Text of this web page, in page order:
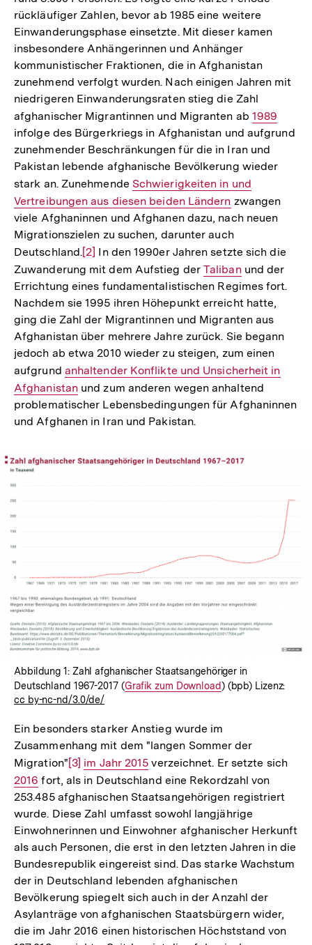
rückläufiger Zahlen, bevor ab 1985 eine weitere
Einwanderungsphase einsetzte. Mit dieser kamen
insbesondere Anhängerinnen und Anhänger
kommunistischer Fraktionen, die in Afghanistan
zunehmend verfolgt wurden. Nach einigen Jahren mit
niedrigeren Einwanderungsraten stieg die Zahl
afghanischer Migrantinnen und Migranten ab Interner
Link:
1989
infolge des Bürgerkriegs in Afghanistan und aufgrund
zunehmender Beschränkungen für die in Iran und
Pakistan lebende afghanische Bevölkerung wieder
stark an. Zunehmende Interner
Link:
Schwierigkeiten in und
Vertreibungen aus diesen beiden Ländern zwangen
viele Afghaninnen und Afghanen dazu, nach neuen
Migrationszielen zu suchen, darunter auch
Deutschland.Zur
Auflösung
der
Fußnote
[2] In den 1990er Jahren setzte sich die
Zuwanderung mit dem Aufstieg der Interner
Link:
Talibanund der
Errichtung eines fundamentalistischen Regimes fort.
Nachdem sie 1995 ihren Höhepunkt erreicht hatte,
ging die Zahl der Migrantinnen und Migranten aus
Afghanistan über mehrere Jahre zurück. Sie begann
jedoch ab etwa 2010 wieder zu steigen, zum einen
aufgrund Interner
Link:
anhaltender Konflikte und Unsicherheit in
Afghanistan und zum anderen wegen anhaltend
problematischer Lebensbedingungen für Afghaninnen
und Afghanen in Iran und Pakistan.
öffnen
Abbildung 1: Zahl afghanischer Staatsangehöriger in
Deutschland 1967-2017 (Interner
Grafik zum Download) (bpb) Lizenz:
cc by-nc-nd/3.0/de/
Ein besonders starker Anstieg wurde im
Zusammenhang mit dem "langen Sommer der
Migration"Zur
Auflösung
der
Fußnote
[3] Interner
Link:
im Jahr 2015 verzeichnet. Er setzte sich
2016 fort, als in Deutschland eine Rekordzahl von
253.485 afghanischen Staatsangehörigen registriert
wurde. Diese Zahl umfasst sowohl langjährige
Einwohnerinnen und Einwohner afghanischer Herkunft
als auch Personen, die erst in den letzten Jahren in die
Bundesrepublik eingereist sind. Das starke Wachstum
der in Deutschland lebenden afghanischen
Bevölkerung spiegelt sich auch in der Anzahl der
Asylanträge von afghanischen Staatsbürgern wider,
die im Jahr 2016 einen historischen Höchststand von